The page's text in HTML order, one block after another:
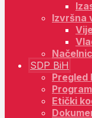
Izvršna
SDP BiH
Pregled
Etički